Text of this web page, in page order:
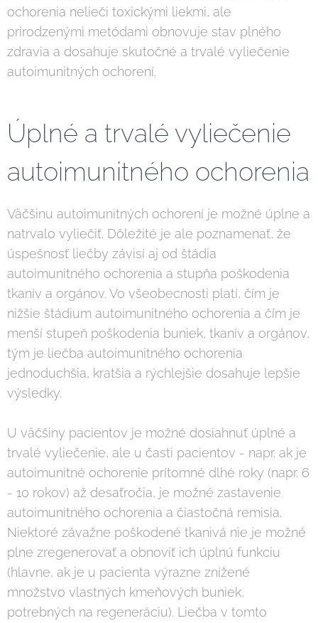
ochorenia nelieči toxickými liekmi, ale
prirodzenými metódami obnovuje stav plného
zdravia a dosahuje skutočné a trvalé vyliečenie
autoimunitných ochorení.
Úplné a trvalé vyliečenie
autoimunitného ochorenia
Väčšinu autoimunitných ochorení je možné úplne a
natrvalo vyliečiť. Dôležité je ale poznamenať, že
úspešnosť liečby závisí aj od štádia
autoimunitného ochorenia a stupňa poškodenia
tkanív a orgánov. Vo všeobecnosti platí, čím je
nižšie štádium autoimunitného ochorenia a čím je
menší stupeň poškodenia buniek, tkanív a orgánov,
tým je liečba autoimunitného ochorenia
jednoduchšia, kratšia a rýchlejšie dosahuje lepšie
výsledky.
U väčšiny pacientov je možné dosiahnuť úplné a
trvalé vyliečenie, ale u časti pacientov - napr. ak je
autoimunitné ochorenie prítomné dlhé roky (napr. 6
- 10 rokov) až desaťročia, je možné zastavenie
autoimunitného ochorenia a čiastočná remisia.
Niektoré závažne poškodené tkanivá nie je možné
plne zregenerovať a obnoviť ich úplnú funkciu
(hlavne, ak je u pacienta výrazne znížené
množstvo vlastných kmeňových buniek,
potrebných na regeneráciu). Liečba v tomto